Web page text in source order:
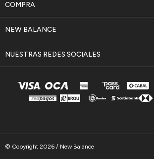
NEW BALANCE
COMPRA
NUESTRAS REDES SOCIALES
© Copyright 2026 / New Balance